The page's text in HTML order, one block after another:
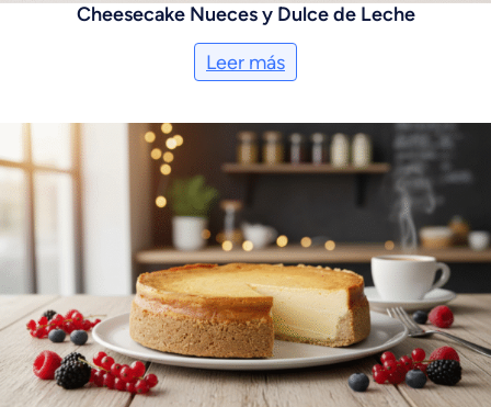
Cheesecake Nueces y Dulce de Leche
Leer más